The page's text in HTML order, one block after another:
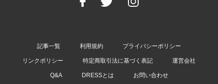
記事一覧 利用規約 プライバシーポリシー
リンクポリシー 特定商取引法に基づく表記 運営会社
Q&A DRESSとは お問い合わせ